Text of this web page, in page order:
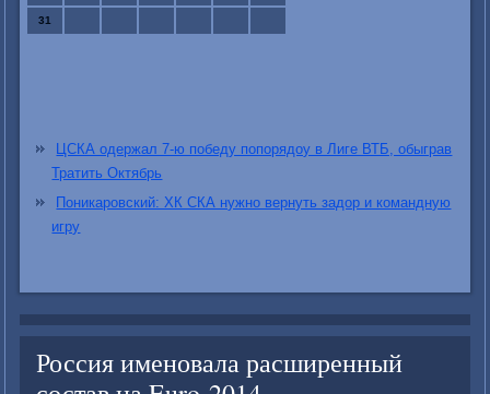
31
ЦСКА одержал 7-ю победу попорядоу в Лиге ВТБ, обыграв
Тратить Октябрь
Поникаровский: ХК СКА нужно вернуть задор и командную
игру
Россия именовала расширенный